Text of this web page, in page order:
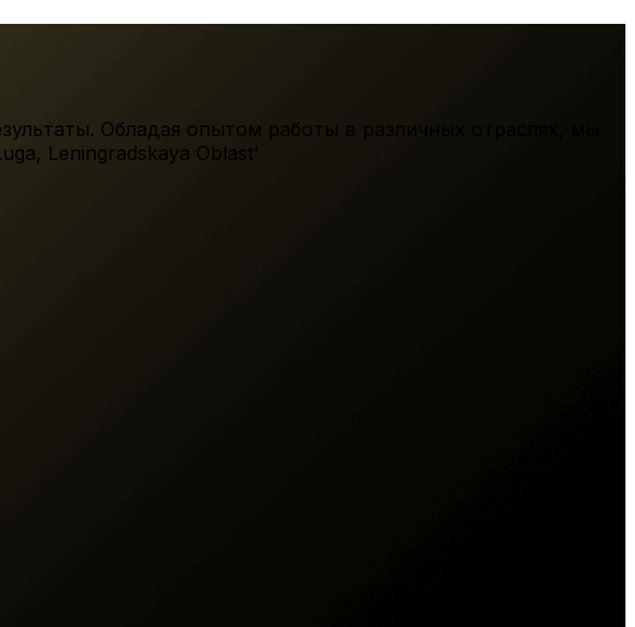
Обладая опытом работы в различных отраслях, мы
, Leningradskaya Oblast'